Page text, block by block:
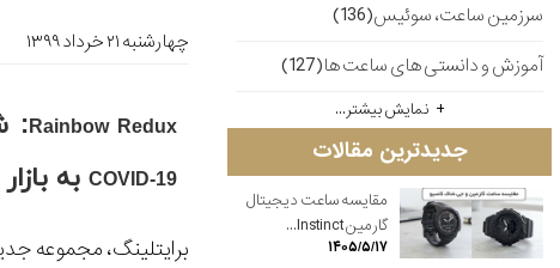
چهارشنبه ۲۱ خرداد ۱۳۹۹
Rainbow Redux
:
COVID-19 به
برایتلینگ، مجموعه
سرزمین ساعت، سوئیس(136)
آموزش و دانستی های ساعت ها(127)
نمایش بیشتر...
جدیدترین مقالات
مقایسه ساعت دیجیتال
گارمین Instinct...
۱۴۰۵/۵/۱۷